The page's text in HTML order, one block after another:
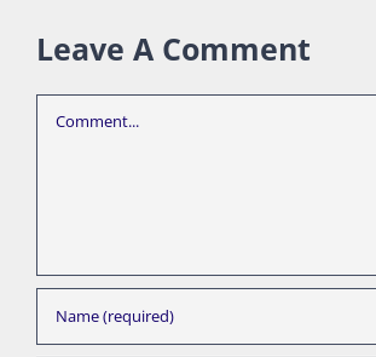
Leave A Comment
Comment